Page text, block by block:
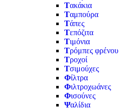
Τακάκια
Ταμπούρα
Τάπες
Τεπόζιτα
Τιμόνια
Τρόμπες φρένου
Τροχοί
Τσιμούχες
Φίλτρα
Φιλτροχωάνες
Φισούνες
Ψαλίδια